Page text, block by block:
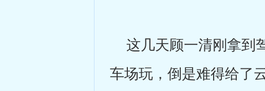
这几天顾一清刚拿到
车场玩，倒是难得给了